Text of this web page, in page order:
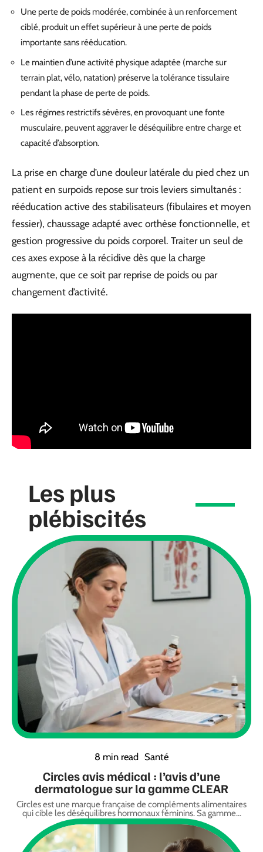
Une perte de poids modérée, combinée à un renforcement
ciblé, produit un effet supérieur à une perte de poids
importante sans rééducation.
Le maintien d’une activité physique adaptée (marche sur
terrain plat, vélo, natation) préserve la tolérance tissulaire
pendant la phase de perte de poids.
Les régimes restrictifs sévères, en provoquant une fonte
musculaire, peuvent aggraver le déséquilibre entre charge et
capacité d’absorption.
La prise en charge d’une douleur latérale du pied chez un
patient en surpoids repose sur trois leviers simultanés :
rééducation active des stabilisateurs (fibulaires et moyen
fessier), chaussage adapté avec orthèse fonctionnelle, et
gestion progressive du poids corporel. Traiter un seul de
ces axes expose à la récidive dès que la charge
augmente, que ce soit par reprise de poids ou par
changement d’activité.
Les plus
plébiscités
8 min read Santé
Circles avis médical : l’avis d’une
dermatologue sur la gamme CLEAR
Circles est une marque française de compléments alimentaires
qui cible les déséquilibres hormonaux féminins. Sa gamme…